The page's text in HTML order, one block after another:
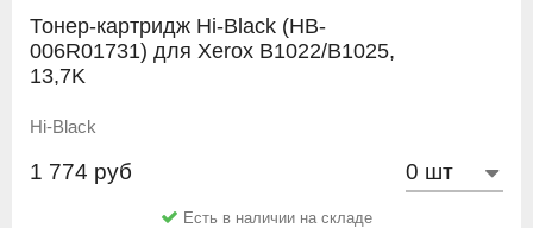
Тонер-картридж Hi-Black (HB-
006R01731) для Xerox B1022/B1025,
13,7K
Hi-Black
1 774 руб
Есть в наличии на складе